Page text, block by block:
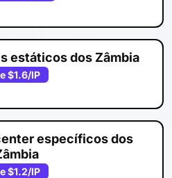
estáticos dos Zâmbia
$1.6/IP
específicos dos
$1.2/IP